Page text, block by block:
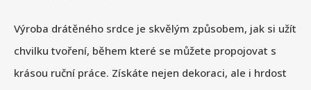
Výroba drátěného srdce je skvělým způsobem, jak si užít
chvilku tvoření, během které se můžete propojovat s
krásou ruční práce. Získáte nejen dekoraci, ale i hrdost